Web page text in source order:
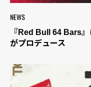
NEWS
『Red Bull 64 Bars
がプロデュース